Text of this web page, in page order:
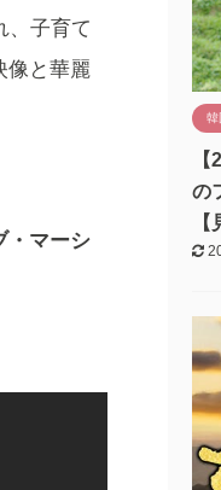
、子育て
像と華麗
・マーシ
韓
の